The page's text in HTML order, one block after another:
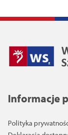
Informacje
Polityka